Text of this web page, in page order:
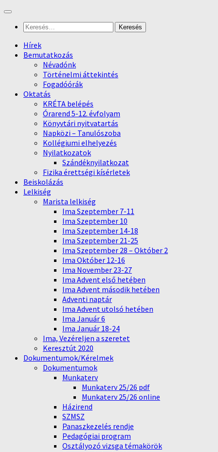
Skip
contentKeresés:
Hírek
Bemutatkozás
Névadónk
Történelmi áttekintés
Fogadóórák
Oktatás
KRÉTA belépés
Órarend 5-12. évfolyam
Könyvtári nyitvatartás
Napközi – Tanulószoba
Kollégiumi elhelyezés
Nyilatkozatok
Szándéknyilatkozat
Fizika érettségi kísérletek
Beiskolázás
Lelkiség
Marista lelkiség
Ima Szeptember 7-11
Ima Szeptember 10
Ima Szeptember 14-18
Ima Szeptember 21-25
Ima Szeptember 28 – Október 2
Ima Október 12-16
Ima November 23-27
Ima Advent első hetében
Ima Advent második hetében
Adventi naptár
Ima Advent utolsó hetében
Ima Január 6
Ima Január 18-24
Ima, Vezéreljen a szeretet
Keresztút 2020
Dokumentumok/Kérelmek
Dokumentumok
Munkaterv
Munkaterv 25/26 pdf
Munkaterv 25/26 online
Házirend
SZMSZ
Panaszkezelés rendje
Pedagógiai program
Osztályozó vizsga témakörök